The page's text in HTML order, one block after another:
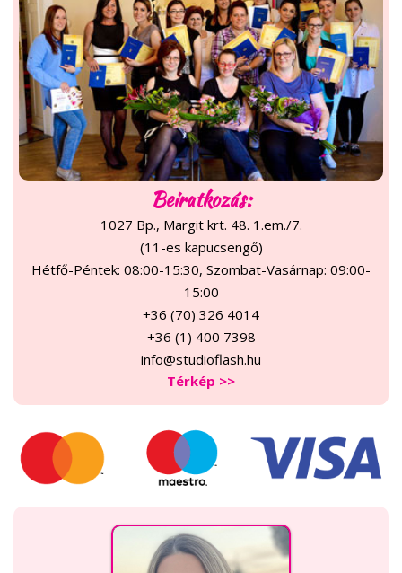
Beiratkozás:
1027 Bp., Margit krt. 48. 1.em./7.
(11-es kapucsengő)
Hétfő-Péntek: 08:00-15:30, Szombat-Vasárnap: 09:00-
15:00
+36 (70) 326 4014
+36 (1) 400 7398
info@studioflash.hu
Térkép >>